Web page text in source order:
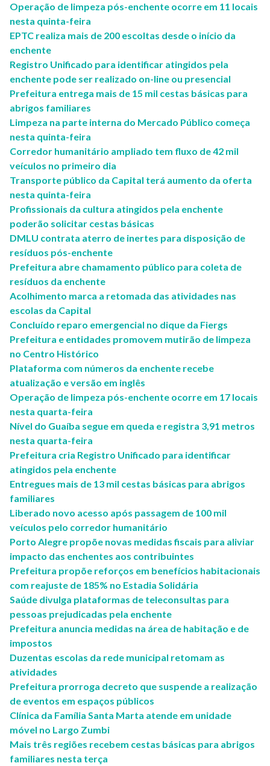
Operação de limpeza pós-enchente ocorre em 11 locais
nesta quinta-feira
EPTC realiza mais de 200 escoltas desde o início da
enchente
Registro Unificado para identificar atingidos pela
enchente pode ser realizado on-line ou presencial
Prefeitura entrega mais de 15 mil cestas básicas para
abrigos familiares
Limpeza na parte interna do Mercado Público começa
nesta quinta-feira
Corredor humanitário ampliado tem fluxo de 42 mil
veículos no primeiro dia
Transporte público da Capital terá aumento da oferta
nesta quinta-feira
Profissionais da cultura atingidos pela enchente
poderão solicitar cestas básicas
DMLU contrata aterro de inertes para disposição de
resíduos pós-enchente
Prefeitura abre chamamento público para coleta de
resíduos da enchente
Acolhimento marca a retomada das atividades nas
escolas da Capital
Concluído reparo emergencial no dique da Fiergs
Prefeitura e entidades promovem mutirão de limpeza
no Centro Histórico
Plataforma com números da enchente recebe
atualização e versão em inglês
Operação de limpeza pós-enchente ocorre em 17 locais
nesta quarta-feira
Nível do Guaíba segue em queda e registra 3,91 metros
nesta quarta-feira
Prefeitura cria Registro Unificado para identificar
atingidos pela enchente
Entregues mais de 13 mil cestas básicas para abrigos
familiares
Liberado novo acesso após passagem de 100 mil
veículos pelo corredor humanitário
Porto Alegre propõe novas medidas fiscais para aliviar
impacto das enchentes aos contribuintes
Prefeitura propõe reforços em benefícios habitacionais
com reajuste de 185% no Estadia Solidária
Saúde divulga plataformas de teleconsultas para
pessoas prejudicadas pela enchente
Prefeitura anuncia medidas na área de habitação e de
impostos
Duzentas escolas da rede municipal retomam as
atividades
Prefeitura prorroga decreto que suspende a realização
de eventos em espaços públicos
Clínica da Família Santa Marta atende em unidade
móvel no Largo Zumbi
Mais três regiões recebem cestas básicas para abrigos
familiares nesta terça